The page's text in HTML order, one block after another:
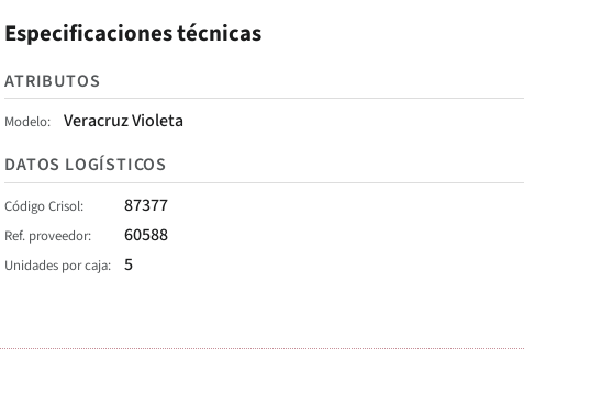
Especificaciones técnicas
ATRIBUTOS
Modelo
Veracruz Violeta
DATOS LOGÍSTICOS
Código Crisol 87377
Ref. proveedor 60588
Unidades por caja 5